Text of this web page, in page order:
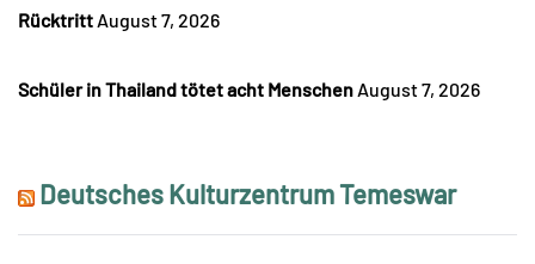
Rücktritt August 7, 2026
Schüler in Thailand tötet acht Menschen August 7, 2026
Deutsches Kulturzentrum Temeswar